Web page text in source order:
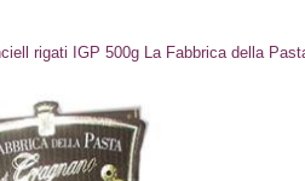
rigati IGP 500g La Fabbrica della